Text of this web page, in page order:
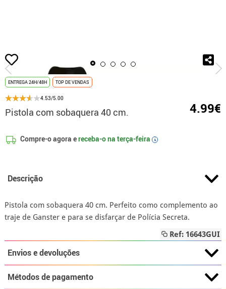
início Pistola com
ENTREGA 24H/48H TOP DE VENDAS
4.53/5.00
Pistola com sobaquera 40 cm. 4.99€
Compre-o agora ereceba-o na terça-feira i
Descrição
Pistola com sobaquera 40 cm. Perfeito como complemento ao
traje de Ganster e para se disfarçar de Polícia Secreta.
Ref: 16643GUI
Envios e devoluções
Métodos de pagamento